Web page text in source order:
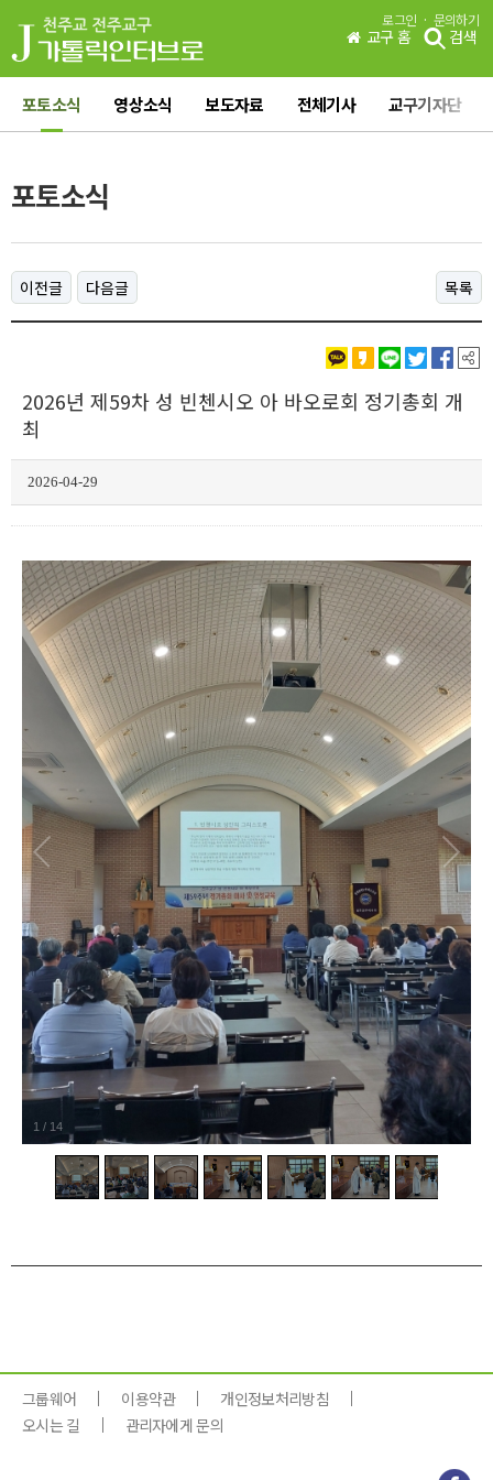
로그인 · 문의하기
교구 홈 검색
포토소식 영상소식 보도자료 전체기사 교구기자단
포토소식
이전글 다음글 목록
2026년 제59차 성 빈첸시오 아 바오로회 정기총회 개
최
2026-04-29
1 / 14
그룹웨어 이용약관
개인정보처리방침
오시는 길
관리자에게 문의